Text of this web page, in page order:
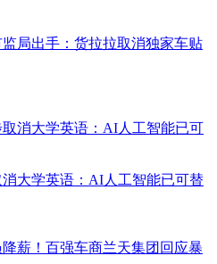
局出手：货拉拉取消独家车贴
大学英语：AI人工智能已可替